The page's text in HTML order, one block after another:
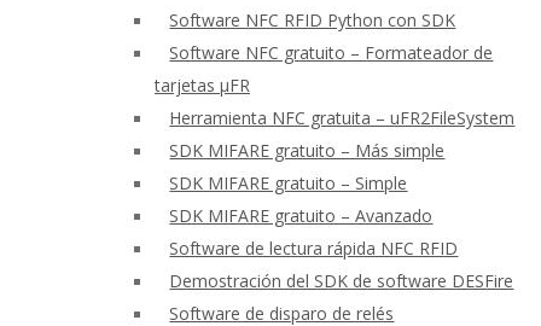
Software NFC RFID Python con SDK
Software NFC gratuito – Formateador de
tarjetas μFR
Herramienta NFC gratuita – uFR2FileSystem
SDK MIFARE gratuito – Más simple
SDK MIFARE gratuito – Simple
SDK MIFARE gratuito – Avanzado
Software de lectura rápida NFC RFID
Demostración del SDK de software DESFire
Software de disparo de relés